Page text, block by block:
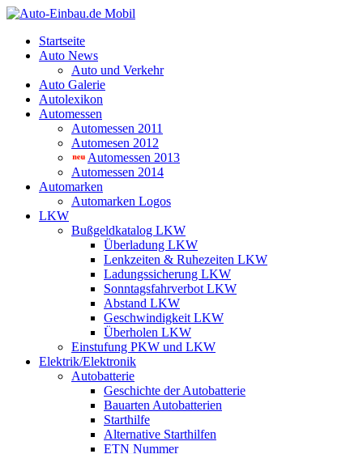
Startseite
Auto News
Auto und Verkehr
Auto Galerie
Autolexikon
Automessen
Automessen 2011
Automesen 2012
Automessen 2013
Automessen 2014
Automarken
Automarken Logos
LKW
Bußgeldkatalog LKW
Überladung LKW
Lenkzeiten & Ruhezeiten LKW
Ladungssicherung LKW
Sonntagsfahrverbot LKW
Abstand LKW
Geschwindigkeit LKW
Überholen LKW
Einstufung PKW und LKW
Elektrik/Elektronik
Autobatterie
Geschichte der Autobatterie
Bauarten Autobatterien
Starthilfe
Alternative Starthilfen
ETN Nummer